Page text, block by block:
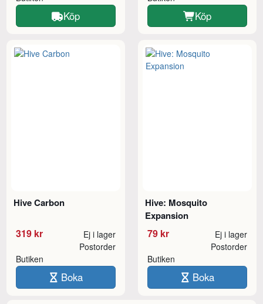
Köp Köp
Hive Carbon
319 kr Ej i lager
Butiken
Postorder
Boka
Hive: Mosquito
Expansion
79 kr Ej i lager
Butiken
Postorder
Boka